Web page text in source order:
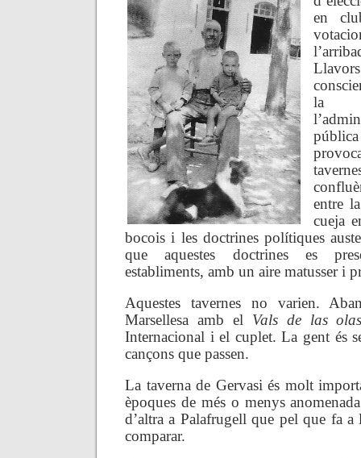
en
la
entre
cueja
bocois i les doctrines polítiques
que aquestes doctrines es
establiments, amb un aire matusser i
Aquestes tavernes no varien.
Marsellesa amb el Vals de las
Internacional i el cuplet. La gent és
cançons que passen.
La taverna de Gervasi és molt
èpoques de més o menys
d’altra a Palafrugell que pel que fa
comparar.